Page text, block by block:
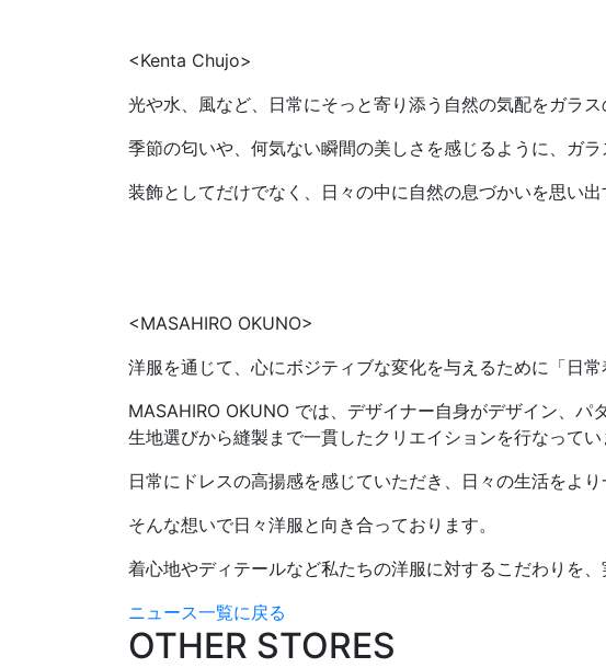
<Kenta Chujo>
光や水、風など、日常にそっと寄り添う自然の気配をガラ
季節の匂いや、何気ない瞬間の美しさを感じるように、ガ
装飾としてだけでなく、日々の中に自然の息づかいを思い
<MASAHIRO OKUNO>
洋服を通じて、心にボジティブな変化を与えるために「日常
MASAHIRO OKUNO では、デザイナー自身がデザイン、パ
生地選びから縫製まで一貫したクリエイションを行なってい
日常にドレスの高揚感を感じていただき、日々の生活をよ
そんな想いで日々洋服と向き合っております。
着心地やディテールなど私たちの洋服に対するこだわりを
ニュース一覧に戻る
OTHER STORES